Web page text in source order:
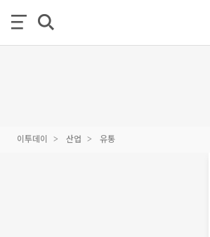
이투데이 산업 유통